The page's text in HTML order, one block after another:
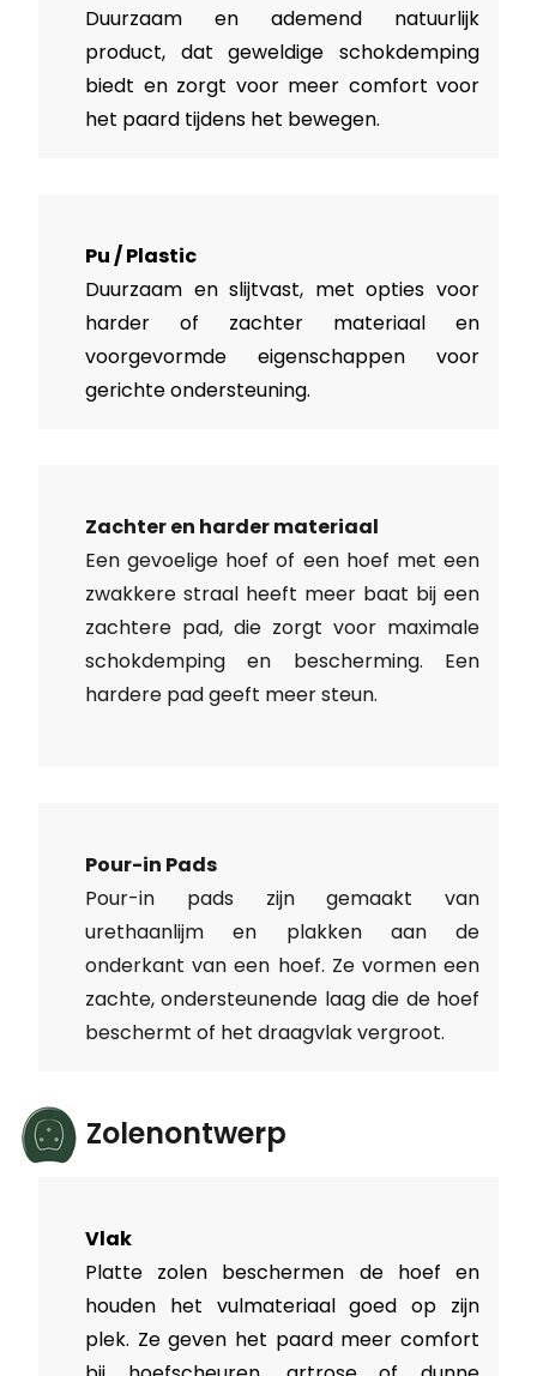
Duurzaam en ademend natuurlijk
product, dat geweldige schokdemping
biedt en zorgt voor meer comfort voor
het paard tijdens het bewegen.
Pu / Plastic
Duurzaam en slijtvast, met opties voor
harder of zachter materiaal en
voorgevormde eigenschappen voor
gerichte ondersteuning.
Zachter en harder materiaal
Een gevoelige hoef of een hoef met een
zwakkere straal heeft meer baat bij een
zachtere pad, die zorgt voor maximale
schokdemping en bescherming. Een
hardere pad geeft meer steun.
Pour-in Pads
Pour-in pads zijn gemaakt van
urethaanlijm en plakken aan de
onderkant van een hoef. Ze vormen een
zachte, ondersteunende laag die de hoef
beschermt of het draagvlak vergroot.
Zolenontwerp
Vlak
Platte zolen beschermen de hoef en
houden het vulmateriaal goed op zijn
plek. Ze geven het paard meer comfort